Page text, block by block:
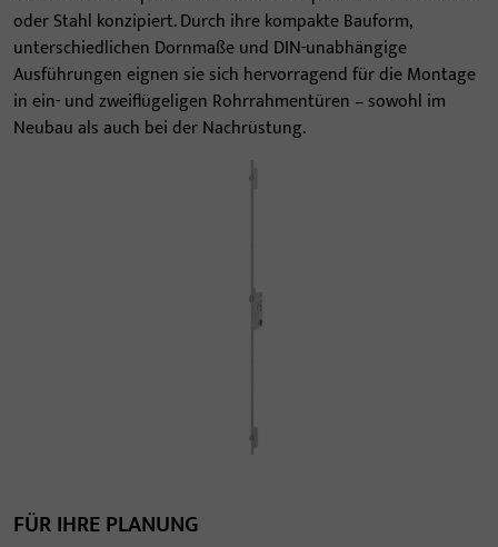
oder Stahl konzipiert. Durch ihre kompakte Bauform,
unterschiedlichen Dornmaße und DIN-unabhängige
Ausführungen eignen sie sich hervorragend für die Montage
in ein- und zweiflügeligen Rohrrahmentüren – sowohl im
Neubau als auch bei der Nachrüstung.
FÜR IHRE PLANUNG